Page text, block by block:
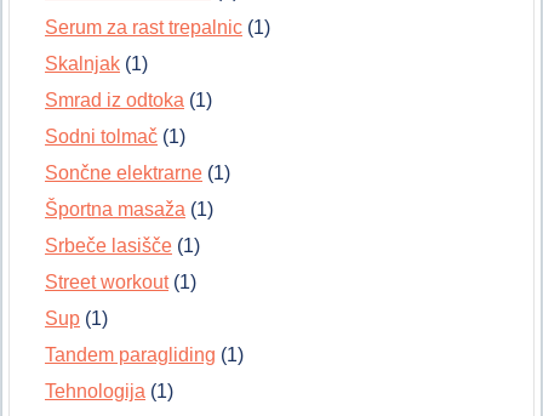
Serum za rast trepalnic (1)
Skalnjak (1)
Smrad iz odtoka (1)
Sodni tolmač (1)
Sončne elektrarne (1)
Športna masaža (1)
Srbeče lasišče (1)
Street workout(1)
Sup (1)
Tandem paragliding (1)
Tehnologija (1)